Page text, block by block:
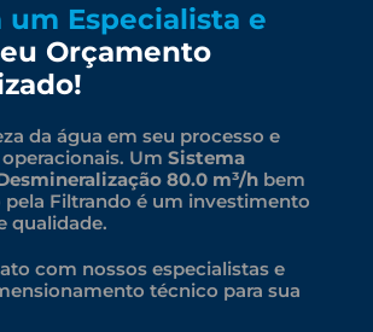
um Especialista e
Orçamento
da água em seu processo e
Um Sistema
80.0 m³/h bem
Filtrando é um investimento
qualidade.
com nossos especialistas e
técnico para sua